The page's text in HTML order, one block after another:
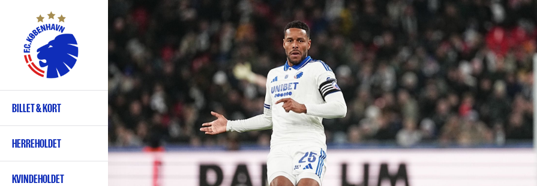
hovedindhold
Primær
navigation
BILLET & KORT
HERREHOLDET
KVINDEHOLDET